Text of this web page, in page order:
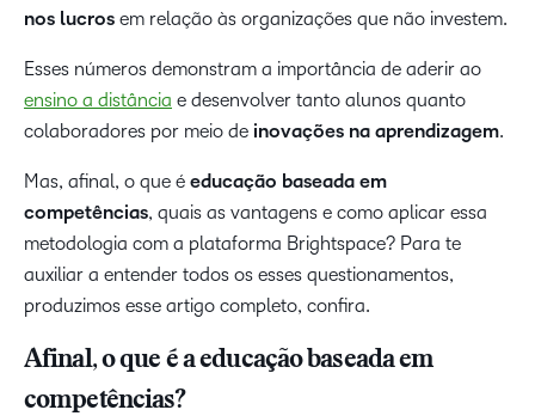
nos lucros em relação às organizações que não investem.
Esses números demonstram a importância de aderir ao
ensino a distância e desenvolver tanto alunos quanto
colaboradores por meio de inovações na aprendizagem.
Mas, afinal, o que é educação baseada em
competências, quais as vantagens e como aplicar essa
metodologia com a plataforma Brightspace? Para te
auxiliar a entender todos os esses questionamentos,
produzimos esse artigo completo, confira.
Afinal, o que é a educação baseada em
competências?